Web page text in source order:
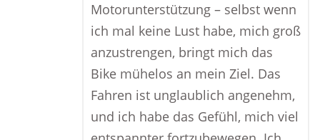
Motorunterstützung – selbst wenn
ich mal keine Lust habe, mich groß
anzustrengen, bringt mich das
Bike mühelos an mein Ziel. Das
Fahren ist unglaublich angenehm,
und ich habe das Gefühl, mich viel